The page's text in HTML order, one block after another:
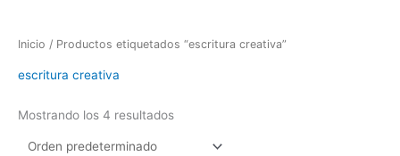
Inicio / Productos etiquetados “escritura creativa”
escritura creativa
Mostrando los 4 resultados